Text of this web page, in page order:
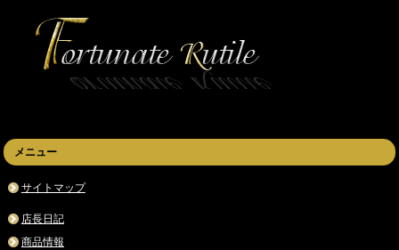
メニュー
サイトマップ
店長日記
商品情報